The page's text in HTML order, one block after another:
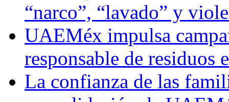
“narco”, “lavado” y
UAEMéx impulsa
responsable de residuos
La confianza de las